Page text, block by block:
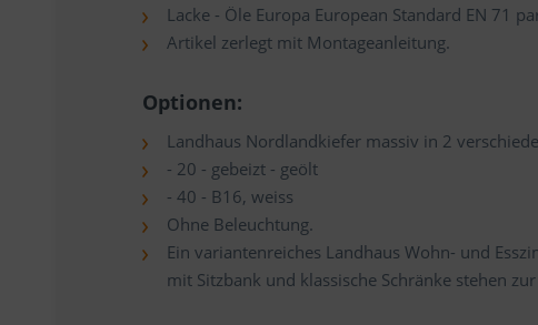
Lacke - Öle Europa European Standard EN 71
Artikel zerlegt mit Montageanleitung.
Optionen:
Landhaus Nordlandkiefer massiv in 2
- 20 - gebeizt - geölt
- 40 - B16, weiss
Ohne Beleuchtung.
Ein variantenreiches Landhaus Wohn- und
mit Sitzbank und klassische Schränke stehen